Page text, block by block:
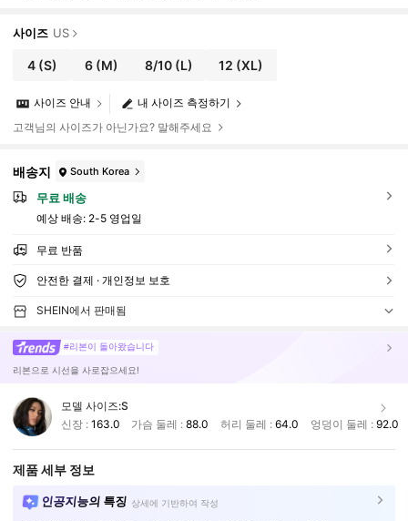
사이즈 US
4 (S) 6 (M) 8/10(L) 12 (XL)
내 사이즈 측정하기
사이즈 안내
고객님의 사이즈가 아닌가요? 말해주세요
배송지 South Korea
무료 배송
예상 배송: 2-5 영업일
무료 반품
안전한 결제 · 개인정보 보호
SHEIN에서 판매됨
#리본이 돌아왔습니다
리본으로 시선을 사로잡으세요!
모델 사이즈:S
신장 : 163.0 가슴 둘레 :88.0 허리 둘레 : 64.0 엉덩이 둘레 : 92.0
제품 세부 정보
인공지능의 특징 상세에 기반하여 작성